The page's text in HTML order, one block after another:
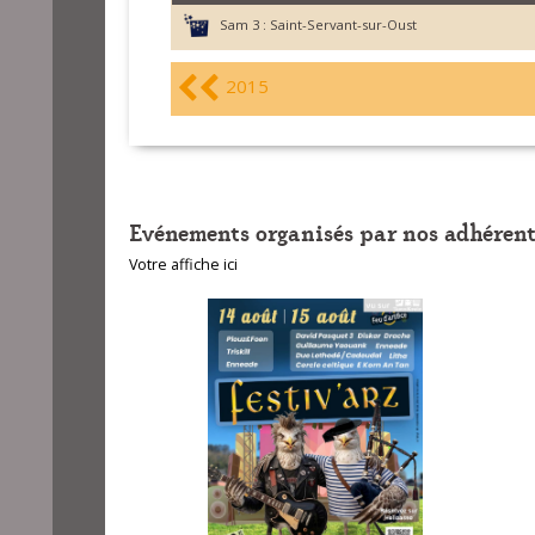
Sam 3 : Saint-Servant-sur-Oust
2015
Evénements organisés par nos
Votre affiche ici